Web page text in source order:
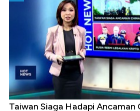
Taiwan Siaga Hadapi Ancaman